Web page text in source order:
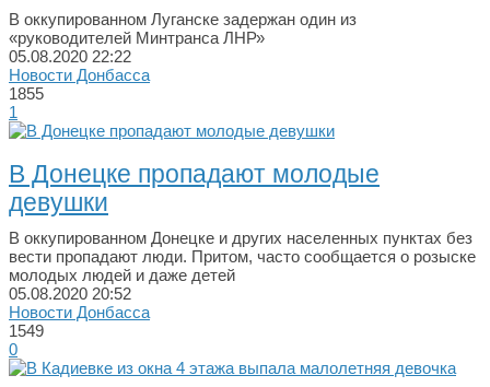
В оккупированном Луганске задержан один из
«руководителей Минтранса ЛНР»
05.08.2020 22:22
Новости Донбасса
1855
1
В Донецке пропадают молодые
девушки
В оккупированном Донецке и других населенных пунктах без
вести пропадают люди. Притом, часто сообщается о розыске
молодых людей и даже детей
05.08.2020 20:52
Новости Донбасса
1549
0